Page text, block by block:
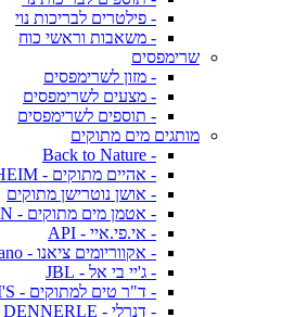
- פילטרים לבריכות נוי
- משאבות וראשי כוח
שרימפסים
- מזון לשרימפסים
- מצעים לשרימפסים
- תוספים לשרימפסים
מותגים מים מתוקים
- Back to Nature
- אהיים מתוקים - EHEIM
- אושן נוטרישן מתוקים
- אטמן מים מתוקים - ATMAN
- אי.פי.איי - API
- אקווריומים ציאנו - Ciano
- ג'יי בי אל - JBL
- ד"ר טים למתוקים - DR. TIM'S
- דנרלי - DENNERLE